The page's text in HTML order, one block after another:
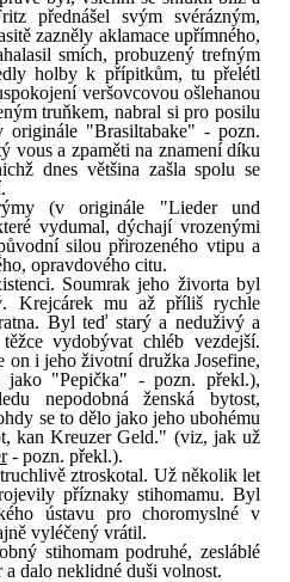
přednášel svým svérázným,
zazněly aklamace upřímného,
smích, probuzený trefným
holby k přípitkům, tu přelétl
veršovcovou ošlehanou
truňkem, nabral si pro posilu
originále "Brasiltabake" - pozn.
vous a zpaměti na znamení díku
dnes většina zašla spolu se
(v originále "Lieder und
vydumal, dýchají vrozenými
silou přirozeného vtipu a
opravdového citu.
Soumrak jeho živorta byl
Krejcárek mu až příliš rychle
Byl teď starý a neduživý a
vydobývat chléb vezdejší.
on i jeho životní družka Josefine,
"Pepička" - pozn. překl.),
nepodobná ženská bytost,
se to dělo jako jeho ubohému
kan Kreuzer Geld." (viz, jak už
- pozn. překl.).
ztroskotal. Už několik let
příznaky stihomamu. Byl
ústavu pro choromyslné v
vyléčený vrátil.
stihomam podruhé, zesláblé
dalo neklidné duši volnost.